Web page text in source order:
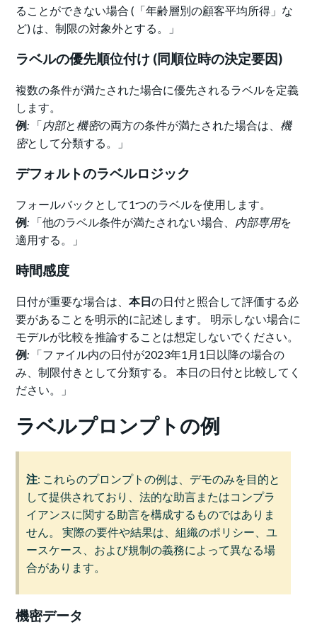
ることができない場合 (「年齢層別の顧客平均所得」な
ど) は、制限の対象外とする。」
ラベルの優先順位付け (同順位時の決定要因)
複数の条件が満たされた場合に優先されるラベルを定義
します。
例: 「内部と機密の両方の条件が満たされた場合は、機
密として分類する。」
デフォルトのラベルロジック
フォールバックとして1つのラベルを使用します。
例: 「他のラベル条件が満たされない場合、 内部専用を
適用する。」
時間感度
日付が重要な場合は、本日の日付と照合して評価する必
要があることを明示的に記述します。 明示しない場合に
モデルが比較を推論することは想定しないでください。
例: 「ファイル内の日付が2023年1月1日以降の場合の
み、制限付きとして分類する。 本日の日付と比較してく
ださい。」
ラベルプロンプトの例
注: これらのプロンプトの例は、デモのみを目的と
して提供されており、法的な助言またはコンプラ
イアンスに関する助言を構成するものではありま
せん。 実際の要件や結果は、組織のポリシー、ユ
ースケース、および規制の義務によって異なる場
合があります。
機密データ